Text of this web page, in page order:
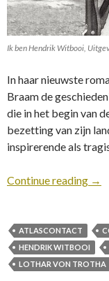
Ik ben Hendrik Witbooi,
In haar nieuwste
Braam de
die in het begin van
bezetting van zijn
inspirerende als
Continue reading →
ATLASCONTACT
HENDRIK WITBOOI
LOTHAR VON TROTHA